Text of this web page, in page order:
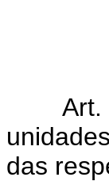
Art.
das